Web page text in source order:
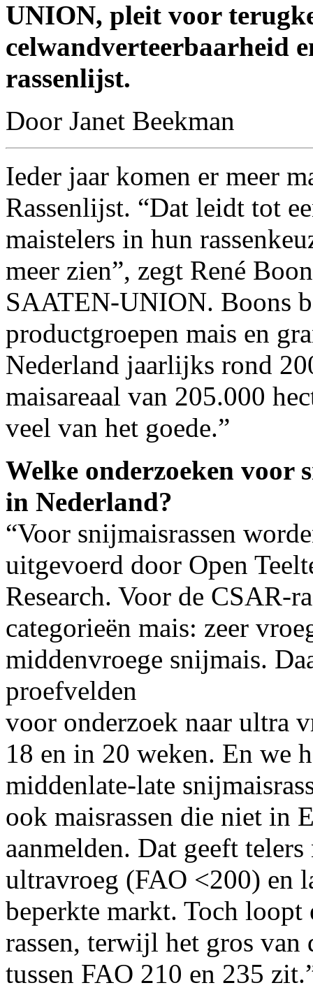
UNION, pleit voor
celwandverteerbaarheid
rassenlijst.
Door Janet Beekman
Ieder jaar komen er meer
Rassenlijst. “Dat leidt tot
maistelers in hun
meer zien”, zegt René
SAATEN-UNION. Boons
productgroepen mais en
Nederland jaarlijks rond
maisareaal van 205.000
veel van het goede.”
Welke onderzoeken voor
in Nederland?
“Voor snijmaisrassen
uitgevoerd door Open
Research. Voor de CSAR-
categorieën mais: zeer
middenvroege snijmais.
proefvelden
voor onderzoek naar ultra
18 en in 20 weken. En we
middenlate-late
ook maisrassen die niet in
aanmelden. Dat geeft
ultravroeg (FAO <200) en
beperkte markt. Toch loopt
rassen, terwijl het gros van
tussen FAO 210 en 235